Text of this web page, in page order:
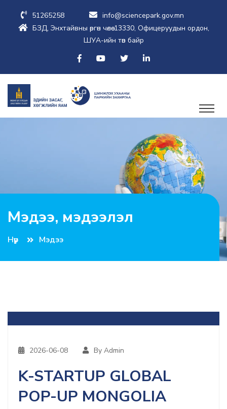
51265258
info@sciencepark.gov.mn
БЗД, Энхтайвны өргөн чөлөө-13330, Офицеруудын ордон,
ШУА-ийн төв байр
Мэдээ, мэдээлэл
Нүүр Мэдээ
2026-06-08 By Admin
K-STARTUP GLOBAL
POP-UP MONGOLIA